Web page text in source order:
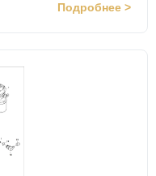
Подробнее >